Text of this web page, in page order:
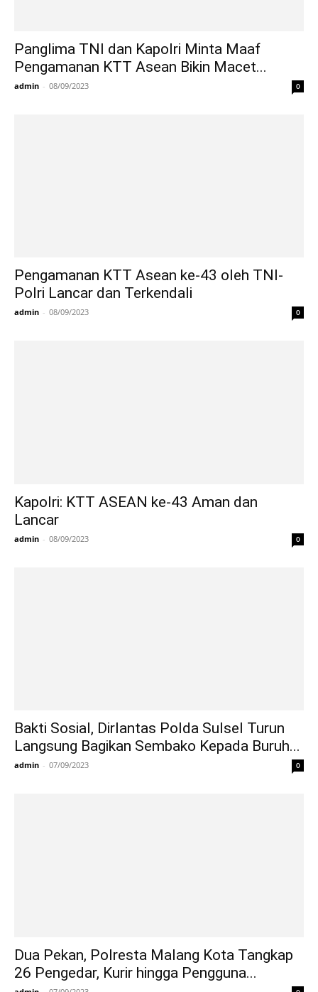
Panglima TNI dan Kapolri Minta Maaf
Pengamanan KTT Asean Bikin Macet...
admin - 08/09/2023 0
Pengamanan KTT Asean ke-43 oleh TNI-
Polri Lancar dan Terkendali
admin - 08/09/2023 0
Kapolri: KTT ASEAN ke-43 Aman dan
Lancar
admin - 08/09/2023 0
Bakti Sosial, Dirlantas Polda Sulsel Turun
Langsung Bagikan Sembako Kepada Buruh...
admin - 07/09/2023 0
Dua Pekan, Polresta Malang Kota Tangkap
26 Pengedar, Kurir hingga Pengguna...